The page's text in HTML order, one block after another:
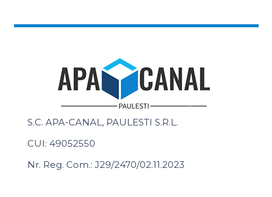
S.C. APA-CANAL, PAULESTI S.R.L.
CUI: 49052550
Nr. Reg. Com.: J29/2470/02.11.2023